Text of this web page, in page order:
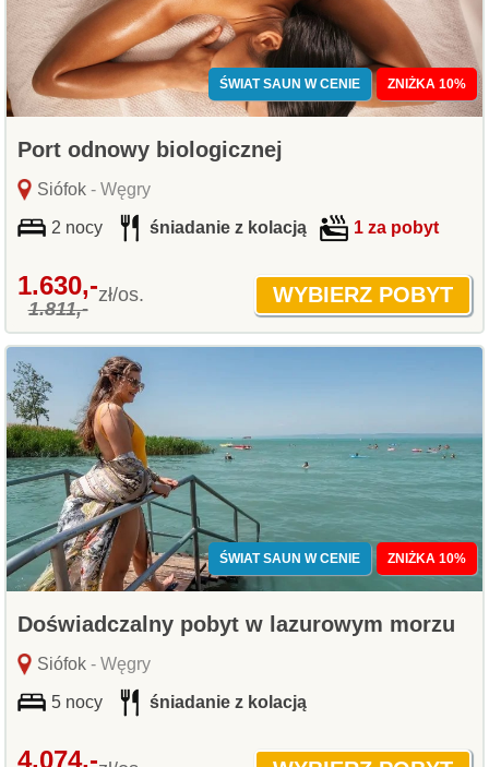
ŚWIAT SAUN W CENIE ZNIŻKA 10%
Port odnowy biologicznej
Siófok- Węgry
2 nocy śniadanie z kolacją 1 za pobyt
1.630,-
1.811,-
zł/os.
ŚWIAT SAUN W CENIE ZNIŻKA 10%
Doświadczalny pobyt w lazurowym morzu
Siófok- Węgry
5 nocy śniadanie z kolacją
4.074,-